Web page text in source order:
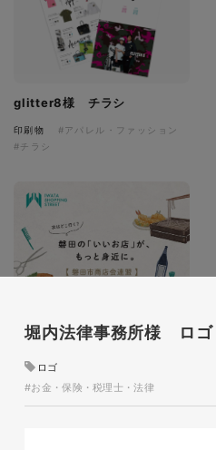
glitter8様 チラシ
印刷物
#アパレル・ファッション
#チラシ
堀内法律事務所様 ロゴ
ロゴ
#お金・保険・税理士・法律